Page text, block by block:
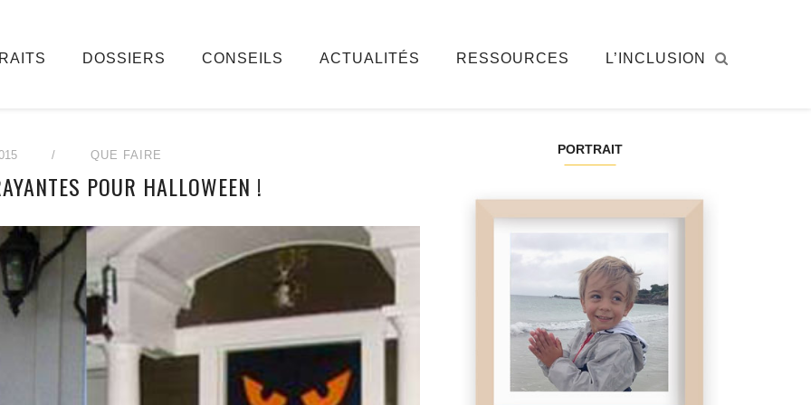
DOSSIERS CONSEILS ACTUALITÉS RESSOURCES L’INCLUSION
/ QUE FAIRE
POUR HALLOWEEN !
PORTRAIT